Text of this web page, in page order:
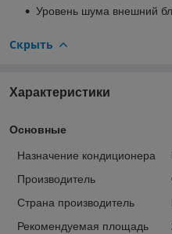
Уровень шума внешний
Скрыть
Характеристики
Основные
Назначение кондиционера
Производитель
Страна производитель
Рекомендуемая площадь